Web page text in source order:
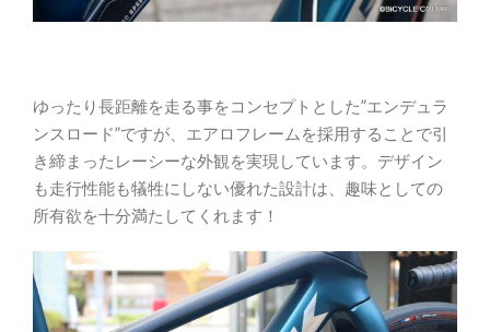
ゆったり長距離を走る事をコンセプトとした”エンデュラ
ンスロード”ですが、エアロフレームを採用することで引
き締まったレーシーな外観を実現しています。デザイン
も走行性能も犠牲にしない優れた設計は、趣味としての
所有欲を十分満たしてくれます！